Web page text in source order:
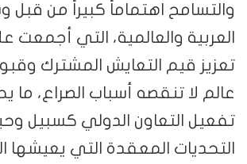
والتسامح اهتماماً كبيراً من قبل
العربية والعالمية، التي أجمعت
تعزيز قيم التعايش المشترك
عالم لا تنقصه أسباب الصراع، ما
تفعيل التعاون الدولي كسبيل
التحديات المعقدة التي يعيشها